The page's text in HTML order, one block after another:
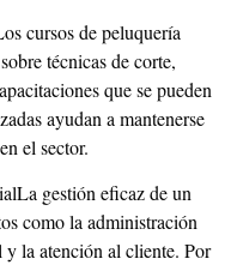
cursos de peluquería
técnicas de corte,
que se pueden
ayudan a mantenerse
el sector.
gestión eficaz de un
como la administración
la atención al cliente. Por